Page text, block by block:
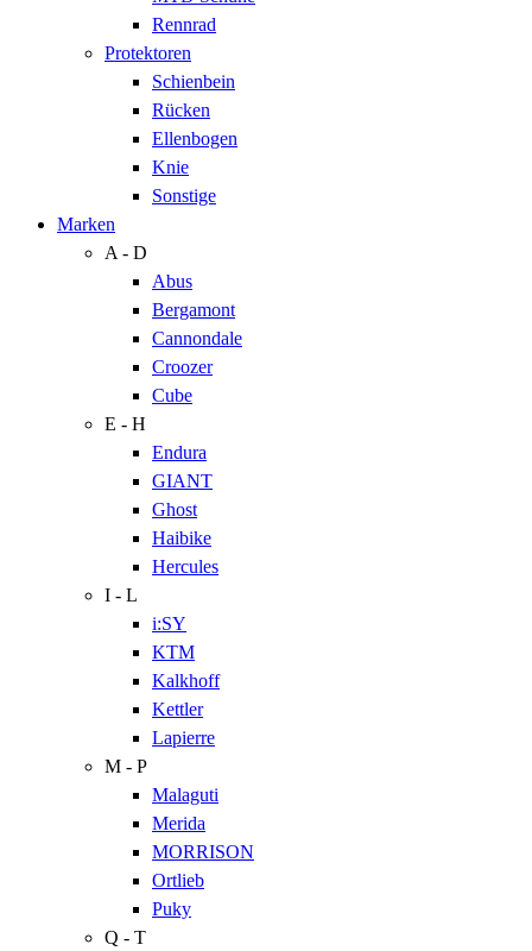
Rennrad
Protektoren
Schienbein
Rücken
Ellenbogen
Knie
Sonstige
Marken
A - D
Abus
Bergamont
Cannondale
Croozer
Cube
E - H
Endura
GIANT
Ghost
Haibike
Hercules
I - L
i:SY
KTM
Kalkhoff
Kettler
Lapierre
M - P
Malaguti
Merida
MORRISON
Ortlieb
Puky
Q - T